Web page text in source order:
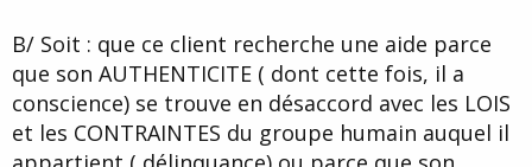
B/ Soit : que ce client recherche une aide parce
que son AUTHENTICITE ( dont cette fois, il a
conscience) se trouve en désaccord avec les LOIS
et les CONTRAINTES du groupe humain auquel il